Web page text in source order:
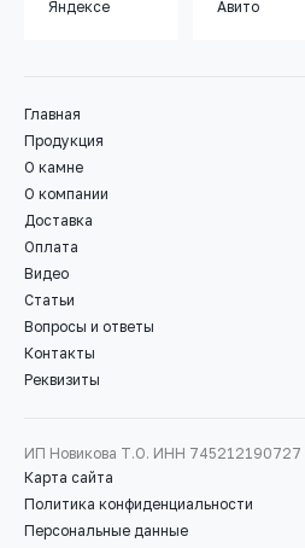
Яндексе
Авито
Главная
Продукция
О камне
О компании
Доставка
Оплата
Видео
Статьи
Вопросы и ответы
Контакты
Реквизиты
ИП Новикова Т.О. ИНН 745212190727
Карта сайта
Политика конфиденциальности
Персональные данные